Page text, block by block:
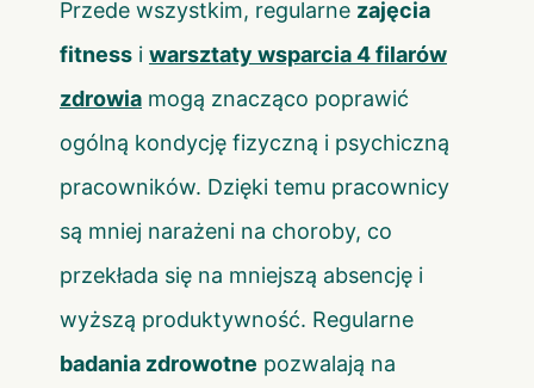
Przede wszystkim, regularne zajęcia
fitness i warsztaty wsparcia 4 filarów
zdrowia mogą znacząco poprawić
ogólną kondycję fizyczną i psychiczną
pracowników. Dzięki temu pracownicy
są mniej narażeni na choroby, co
przekłada się na mniejszą absencję i
wyższą produktywność. Regularne
badania zdrowotne pozwalają na